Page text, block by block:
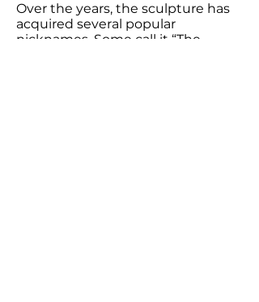
Over the years, the sculpture has
acquired several popular
nicknames. Some call it “The